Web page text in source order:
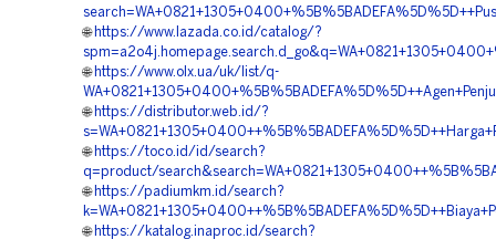
🌐 https://www.lazada.co.id/catalog/?
🌐 https://www.olx.ua/uk/list/q-
🌐 https://distributor.web.id/?
🌐 https://toco.id/id/search?
q=product/
🌐 https://padiumkm.id/search?
🌐 https://katalog.inaproc.id/search?